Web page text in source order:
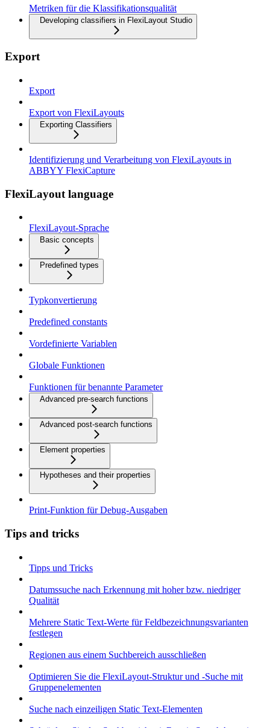
Metriken für die Klassifikationsqualität
Developing classifiers in FlexiLayout Studio
Export
Export
Export von FlexiLayouts
Exporting Classifiers
Identifizierung und Verarbeitung von FlexiLayouts in
ABBYY FlexiCapture
FlexiLayout language
FlexiLayout-Sprache
Basic concepts
Predefined types
Typkonvertierung
Predefined constants
Vordefinierte Variablen
Globale Funktionen
Funktionen für benannte Parameter
Advanced pre-search functions
Advanced post-search functions
Element properties
Hypotheses and their properties
Print-Funktion für Debug-Ausgaben
Tips and tricks
Tipps und Tricks
Datumssuche nach Erkennung mit hoher bzw. niedriger
Qualität
Mehrere Static Text-Werte für Feldbezeichnungsvarianten
festlegen
Regionen aus einem Suchbereich ausschließen
Optimieren Sie die FlexiLayout-Struktur und -Suche mit
Gruppenelementen
Suche nach einzeiligen Static Text-Elementen